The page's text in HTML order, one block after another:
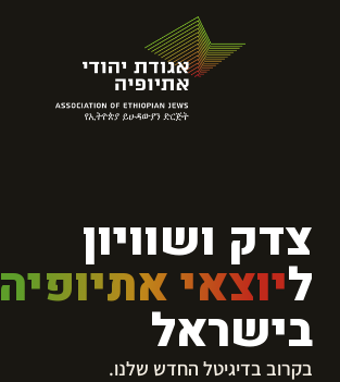
צדק ושוויון
ליוצאי אתיופיה
בישראל
בקרוב בדיגיטל החדש שלנו.